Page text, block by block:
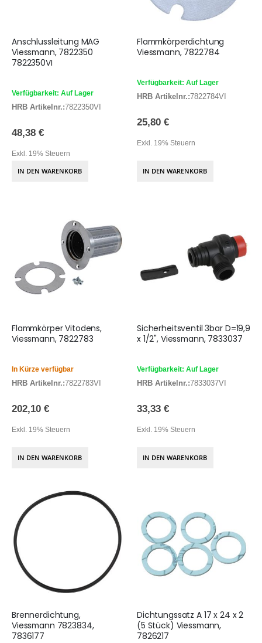
Anschlussleitung MAG
Viessmann, 7822350
7822350VI
Verfügbarkeit: Auf Lager
HRB Artikelnr.:7822350VI
48,38 €
Exkl. 19% Steuern
IN DEN WARENKORB
Flammkörperdichtung
Viessmann, 7822784
Verfügbarkeit: Auf Lager
HRB Artikelnr.:7822784VI
25,80 €
Exkl. 19% Steuern
IN DEN WARENKORB
Flammkörper Vitodens,
Viessmann, 7822783
In Kürze verfügbar
HRB Artikelnr.:7822783VI
202,10 €
Exkl. 19% Steuern
IN DEN WARENKORB
Sicherheitsventil 3bar D=19,9
x 1/2", Viessmann, 7833037
Verfügbarkeit: Auf Lager
HRB Artikelnr.:7833037VI
33,33 €
Exkl. 19% Steuern
IN DEN WARENKORB
Brennerdichtung,
Viessmann 7823834,
7836177
Dichtungssatz A 17 x 24 x 2
(5 Stück) Viessmann,
7826217